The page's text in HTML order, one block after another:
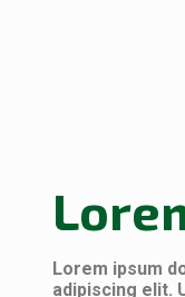
Lorem ipsum
adipiscing elit.